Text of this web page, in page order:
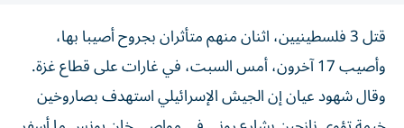
قتل 3 فلسطينيين، اثنان منهم متأثران بجروح أصيبا بها،
وأصيب 17 آخرون، أمس السبت، في غارات على قطاع غزة.
وقال شهود عيان إن الجيش الإسرائيلي استهدف بصاروخين